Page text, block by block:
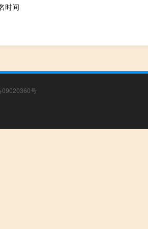
时间
09020360号